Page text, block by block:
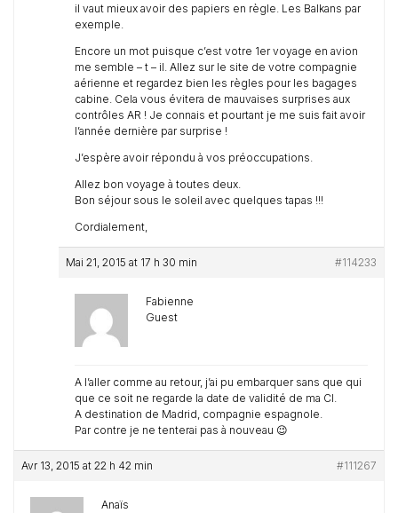
il vaut mieux avoir des papiers en règle. Les Balkans par
exemple.
Encore un mot puisque c’est votre 1er voyage en avion
me semble – t – il. Allez sur le site de votre compagnie
aérienne et regardez bien les règles pour les bagages
cabine. Cela vous évitera de mauvaises surprises aux
contrôles AR ! Je connais et pourtant je me suis fait avoir
l’année dernière par surprise !
J’espère avoir répondu à vos préoccupations.
Allez bon voyage à toutes deux.
Bon séjour sous le soleil avec quelques tapas !!!
Cordialement,
Mai 21, 2015 at 17 h 30 min #114233
Fabienne
Guest
A l’aller comme au retour, j’ai pu embarquer sans que qui
que ce soit ne regarde la date de validité de ma CI.
A destination de Madrid, compagnie espagnole.
Par contre je ne tenterai pas à nouveau 😉
Avr 13, 2015 at 22 h 42 min #111267
Anaïs